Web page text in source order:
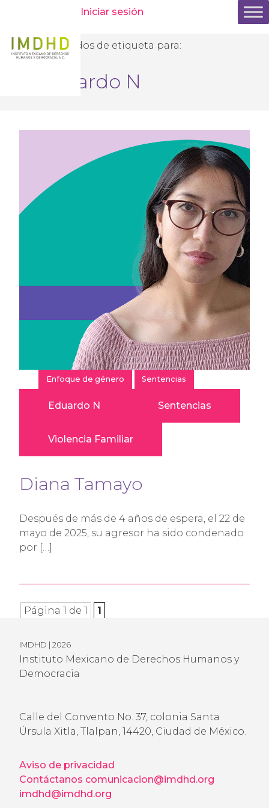
Iniciar sesión
Resultados de etiqueta para:
Eduardo N
Enfoque de género Sentencias
Eduardo N Sentencias
Violencia Familiar
Diana Tamayo
Después de más de 4 años de espera, el 22 de
mayo de 2025, su agresor ha sido condenado
por […]
Página 1 de 1 1
IMDHD | 2026
Instituto Mexicano de Derechos Humanos y
Democracia
Calle del Convento No. 37, colonia Santa
Úrsula Xitla, Tlalpan, 14420, Ciudad de México.
Aviso de privacidad
Contáctanos comunicacion@imdhd.org
imdhd@imdhd.org